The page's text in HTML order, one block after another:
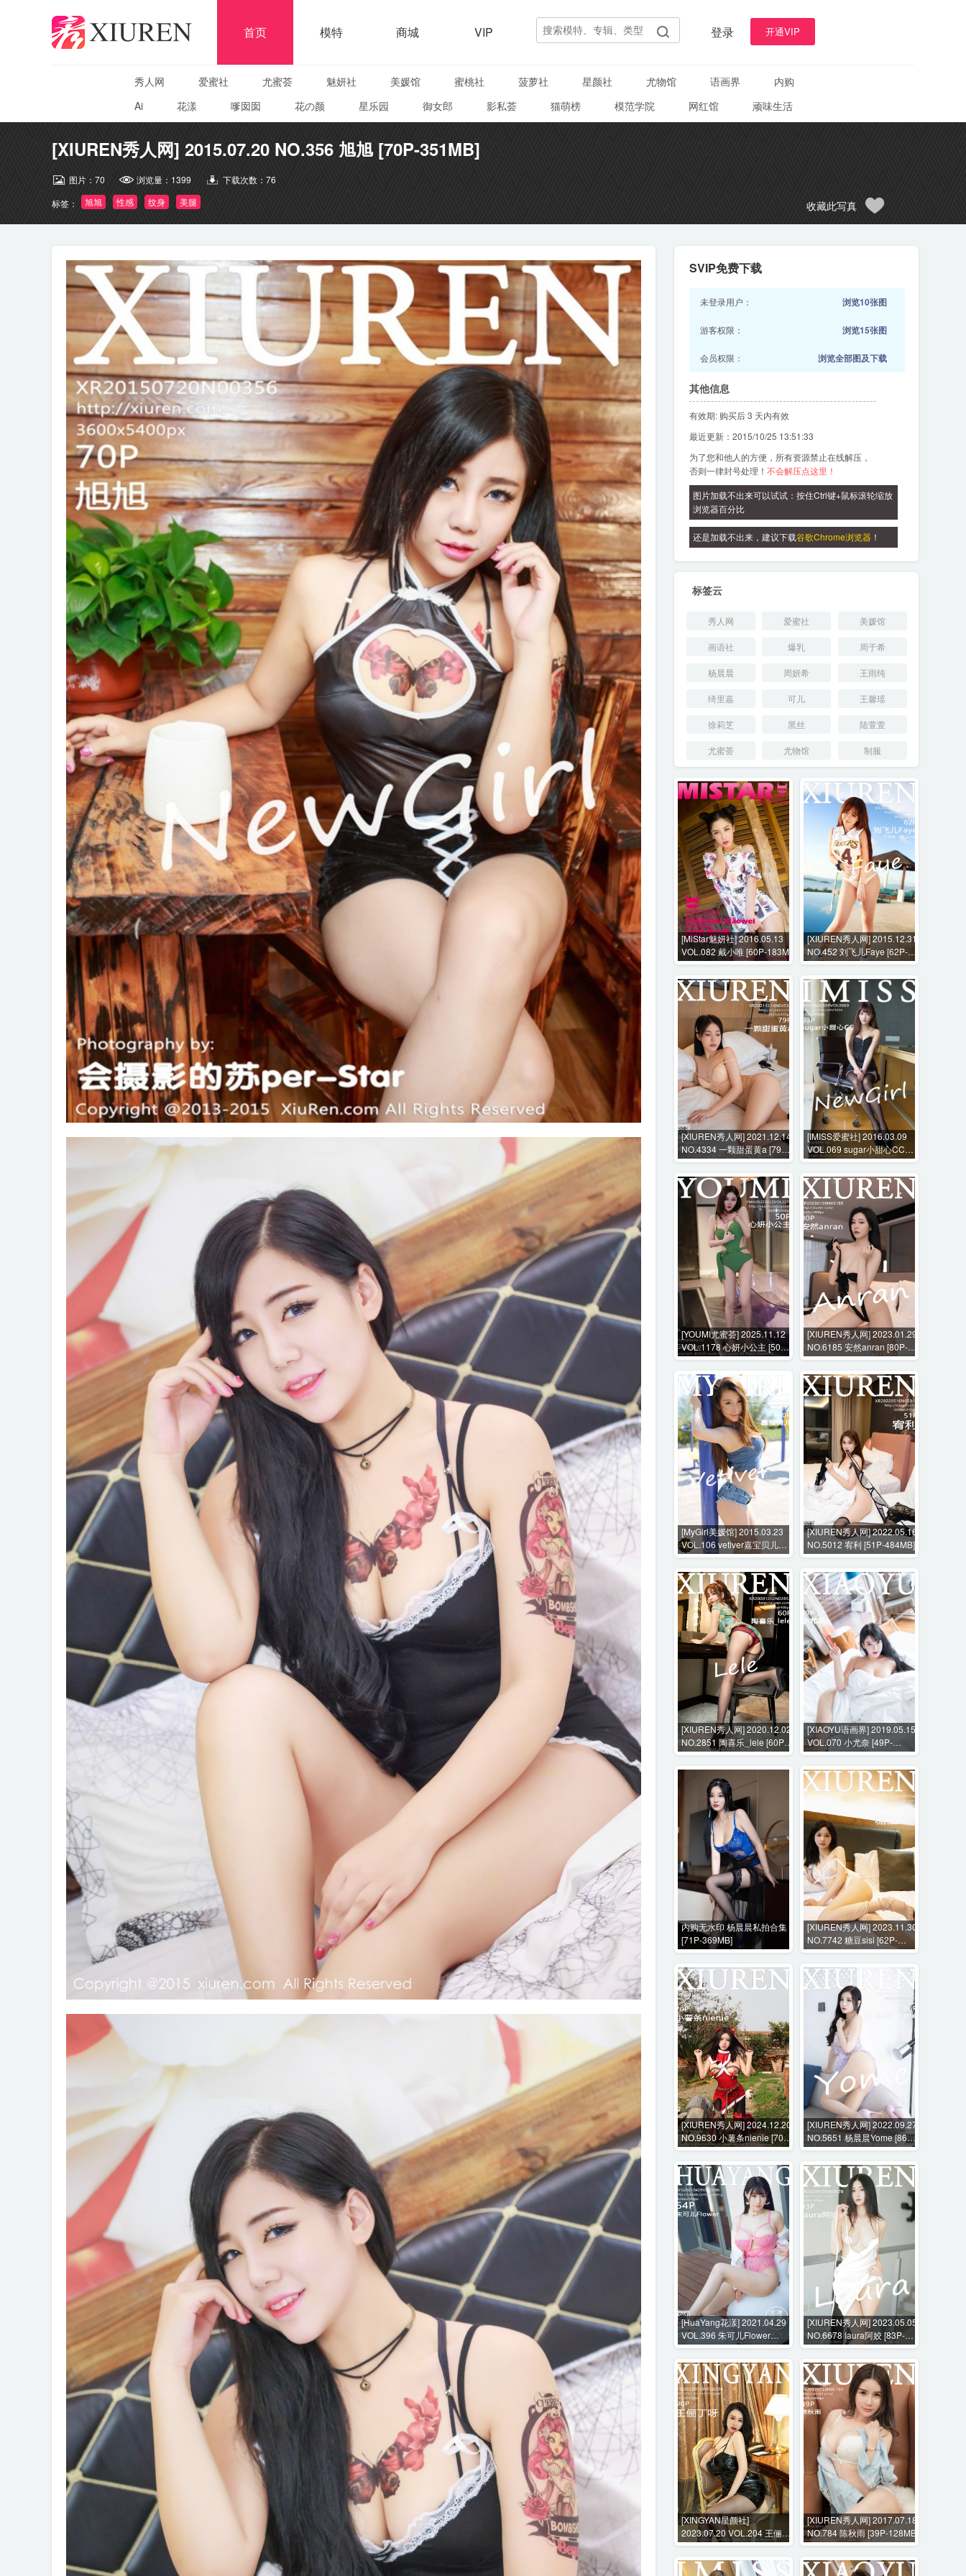
首页 模特 商城 VIP 登录 开通VIP
秀人网 爱蜜社 尤蜜荟 魅妍社 美媛馆 蜜桃社 菠萝社 星颜社 尤物馆 语画界
内购
Ai
花漾 嗲囡囡 花の颜 星乐园 御女郎 影私荟 猫萌榜 模范学院 网红馆 顽味生活
[XIUREN秀人网] 2015.07.20 NO.356 旭旭 [70P-351MB]
图片： 70 浏览量： 1399 下载次数： 76
标签：
旭旭 性感 纹身 美腿 收藏此写真
SVIP免费下载
未登录用户： 浏览10张图
游客权限： 浏览15张图
会员权限： 浏览全部图及下载
其他信息
有效期: 购买后 3 天内有效
最近更新：2015/10/25 13:51:33
为了您和他人的方便，所有资源禁止在线解压，
否则一律封号处理！ 不会解压点这里！
图片加载不出来可以试试：按住Ctrl键+鼠标滚轮缩放
浏览器百分比
还是加载不出来，建议下载谷歌Chrome浏览器 ！
标签云
秀人网 爱蜜社 美媛馆
画语社 爆乳 周于希
杨晨晨 周妍希 王雨纯
绮里嘉 可儿 王馨瑶
徐莉芝 黑丝 陆萱萱
尤蜜荟 尤物馆 制服
[MiStar魅妍社] 2016.05.13
VOL.082 戴小唯 [60P-183M]
[XIUREN秀人网] 2015.12.31
NO.452 刘飞儿Faye [62P-
207MB]
[XIUREN秀人网] 2021.12.14
NO.4334 一颗甜蛋黄a [79P-
736MB]
[IMISS爱蜜社] 2016.03.09
VOL.069 sugar小甜心CC
[63P-313MB]
[YOUMI尤蜜荟] 2025.11.12
VOL.1178 心妍小公主 [50P-
423MB]
[XIUREN秀人网] 2023.01.29
NO.6185 安然anran [80P-
690MB]
[MyGirl美媛馆] 2015.03.23
VOL.106 vetiver嘉宝贝儿
[50P-170MB]
[XIUREN秀人网] 2022.05.16
NO.5012 宥利 [51P-484MB]
[XIUREN秀人网] 2020.12.02
NO.2851 陶喜乐_lele [60P-
568MB]
[XIAOYU语画界] 2019.05.15
VOL.070 小尤奈 [49P-
162MB]
内购无水印 杨晨晨私拍合集
[71P-369MB]
[XIUREN秀人网] 2023.11.30
NO.7742 糖豆sisi [62P-
521MB]
[XIUREN秀人网] 2024.12.20
NO.9630 小薯条nienie [70P-
1015MB]
[XIUREN秀人网] 2022.09.27
NO.5651 杨晨晨Yome [86P-
592MB]
[HuaYang花漾] 2021.04.29
VOL.396 朱可儿Flower
[54P-652MB]
[XIUREN秀人网] 2023.05.05
NO.6678 laura阿姣 [83P-
814MB]
[XINGYAN星颜社]
2023.07.20 VOL.204 王俪丁
呀 [90P-990MB]
[XIUREN秀人网] 2017.07.18
NO.784 陈秋雨 [39P-128MB]